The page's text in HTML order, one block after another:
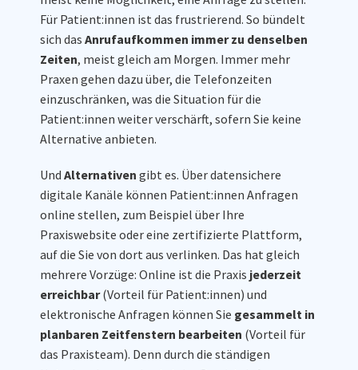
Für Patient:innen ist das frustrierend. So bündelt
sich das Anrufaufkommen immer zu denselben
Zeiten, meist gleich am Morgen. Immer mehr
Praxen gehen dazu über, die Telefonzeiten
einzuschränken, was die Situation für die
Patient:innen weiter verschärft, sofern Sie keine
Alternative anbieten.
Und Alternativen gibt es. Über datensichere
digitale Kanäle können Patient:innen Anfragen
online stellen, zum Beispiel über Ihre
Praxiswebsite oder eine zertifizierte Plattform,
auf die Sie von dort aus verlinken. Das hat gleich
mehrere Vorzüge: Online ist die Praxis jederzeit
erreichbar(Vorteil für Patient:innen) und
elektronische Anfragen können Sie gesammelt in
planbaren Zeitfenstern bearbeiten (Vorteil für
das Praxisteam). Denn durch die ständigen